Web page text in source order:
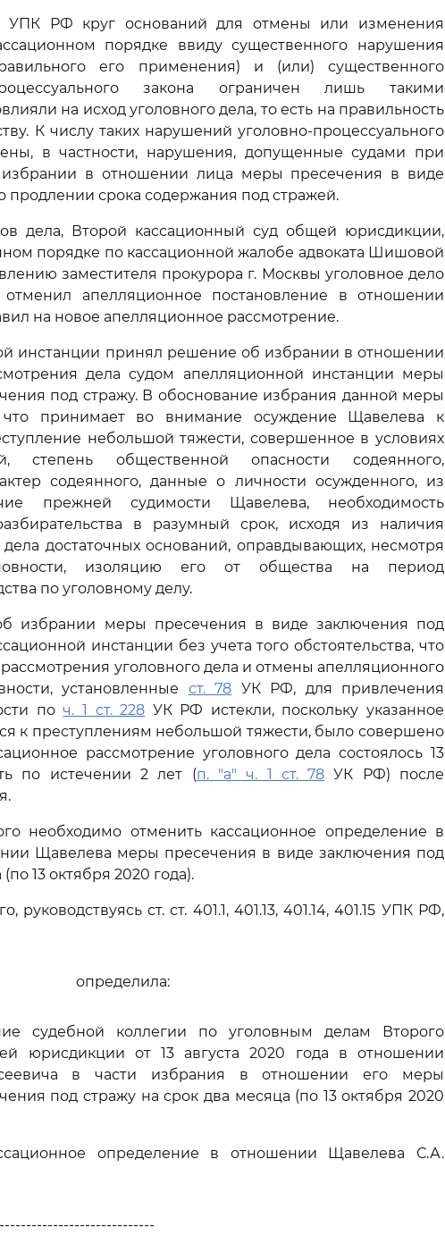
УПК РФ круг оснований для отмены или изменения
порядке ввиду существенного нарушения
его применения) и (или) существенного
закона ограничен лишь такими
на исход уголовного дела, то есть на правильность
К числу таких нарушений уголовно-процессуального
в частности, нарушения, допущенные судами при
в отношении лица меры пресечения в виде
продлении срока содержания под стражей.
дела, Второй кассационный суд общей юрисдикции,
порядке по кассационной жалобе адвоката Шишовой
заместителя прокурора г. Москвы уголовное дело
апелляционное постановление в отношении
на новое апелляционное рассмотрение.
инстанции принял решение об избрании в отношении
дела судом апелляционной инстанции меры
под стражу. В обоснование избрания данной меры
что принимает во внимание осуждение Щавелева к
небольшой тяжести, совершенное в условиях
степень общественной опасности содеянного,
содеянного, данные о личности осужденного, из
прежней судимости Щавелева, необходимость
в разумный срок, исходя из наличия
достаточных оснований, оправдывающих, несмотря
изоляцию его от общества на период
по уголовному делу.
избрании меры пресечения в виде заключения под
инстанции без учета того обстоятельства, что
уголовного дела и отмены апелляционного
установленные ст. 78 УК РФ, для привлечения
поч. 1 ст. 228 УК РФ истекли, поскольку указанное
к преступлениям небольшой тяжести, было совершено
рассмотрение уголовного дела состоялось 13
по истечении 2 лет (п. "а" ч. 1 ст. 78 УК РФ) после
необходимо отменить кассационное определение в
Щавелева меры пресечения в виде заключения под
13 октября 2020 года).
ст. ст. 401.1, 401.13, 401.14, 401.15 УПК РФ,
определила:
судебной коллегии по уголовным делам Второго
юрисдикции от 13 августа 2020 года в отношении
в части избрания в отношении его меры
под стражу на срок два месяца (по 13 октября 2020
определение в отношении Щавелева С.А.